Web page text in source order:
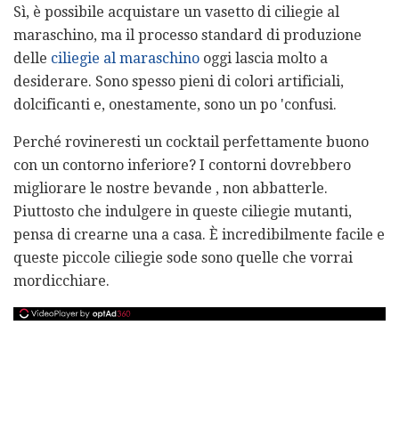
Sì, è possibile acquistare un vasetto di ciliegie al
maraschino, ma il processo standard di produzione
delle ciliegie al maraschino oggi lascia molto a
desiderare. Sono spesso pieni di colori artificiali,
dolcificanti e, onestamente, sono un po 'confusi.
Perché rovineresti un cocktail perfettamente buono
con un contorno inferiore? I contorni dovrebbero
migliorare le nostre bevande , non abbatterle.
Piuttosto che indulgere in queste ciliegie mutanti,
pensa di crearne una a casa. È incredibilmente facile e
queste piccole ciliegie sode sono quelle che vorrai
mordicchiare.